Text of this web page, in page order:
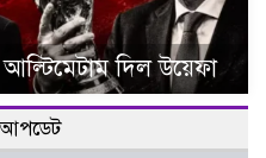
দিল উয়েফা
আপডেট